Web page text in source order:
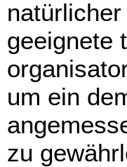
geeignete
um ein
zu